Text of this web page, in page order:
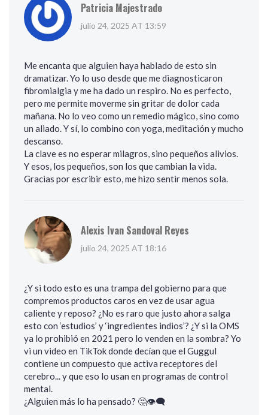
Patricia Majestrado
julio 24, 2025 AT 13:59
Me encanta que alguien haya hablado de esto sin
dramatizar. Yo lo uso desde que me diagnosticaron
fibromialgia y me ha dado un respiro. No es perfecto,
pero me permite moverme sin gritar de dolor cada
mañana. No lo veo como un remedio mágico, sino como
un aliado. Y sí, lo combino con yoga, meditación y mucho
descanso.
La clave es no esperar milagros, sino pequeños alivios.
Y esos, los pequeños, son los que cambian la vida.
Gracias por escribir esto, me hizo sentir menos sola.
Alexis Ivan Sandoval Reyes
julio 24, 2025 AT 18:16
¿Y si todo esto es una trampa del gobierno para que
compremos productos caros en vez de usar agua
caliente y reposo? ¿No es raro que justo ahora salga
esto con ‘estudios’ y ‘ingredientes indios’? ¿Y si la OMS
ya lo prohibió en 2021 pero lo venden en la sombra? Yo
vi un video en TikTok donde decían que el Guggul
contiene un compuesto que activa receptores del
cerebro... y que eso lo usan en programas de control
mental.
¿Alguien más lo ha pensado? 🤔👁️‍🗨️